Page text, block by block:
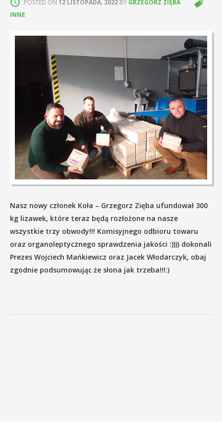
AKTUALNOŚCI I KOMUNIKATY
PLIKI DO POBRANIA
POLECANE LINKI
LOKALIZACJA
DANE TELEADRESOWE
SZACOWANIE SZKÓD ŁOWIECKICH
POSTED ON 12 LISTOPADA, 2022 BY GRZEGORZ ZIĘBA
INNE
Nasz nowy członek Koła – Grzegorz Zięba ufundował 300
kg lizawek, które teraz będą rozłożone na nasze
wszystkie trzy obwody!!! Komisyjnego odbioru towaru
oraz organoleptycznego sprawdzenia jakości :)))) dokonali
Prezes Wojciech Mańkiewicz oraz Jacek Włodarczyk, obaj
zgodnie podsumowując że słona jak trzeba!!!:)